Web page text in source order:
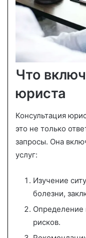
Что
юриста
Консультация
это не только
запросы. Она
услуг:
Изучение
болезни,
Определение
рисков.